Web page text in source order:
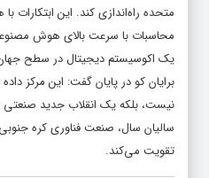
متحده راه‌اندازی کند. این
محاسبات با سرعت بالای هوش
یک اکوسیستم دیجیتال در سطح
برایان کو در پایان گفت: این مرکز
نیست، بلکه یک انقلاب جدید صنعتی
سالیان سال، صنعت فناوری کره
تقویت می‌کند.